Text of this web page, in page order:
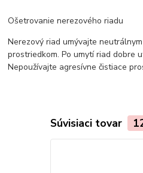
Ošetrovanie nerezového riadu
Nerezový riad umývajte
prostriedkom. Po umytí riad dobre
Nepoužívajte agresívne čistiace
Súvisiaci tovar